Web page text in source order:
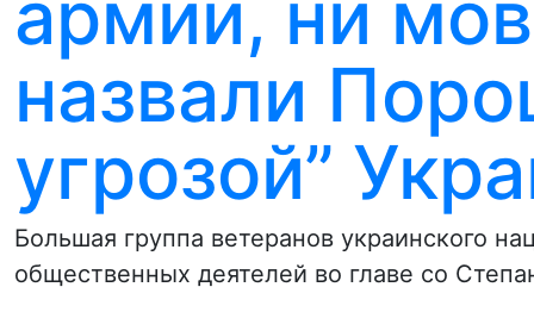
назвали
угрозой”
Большая группа ветеранов украинского
общественных деятелей во главе со